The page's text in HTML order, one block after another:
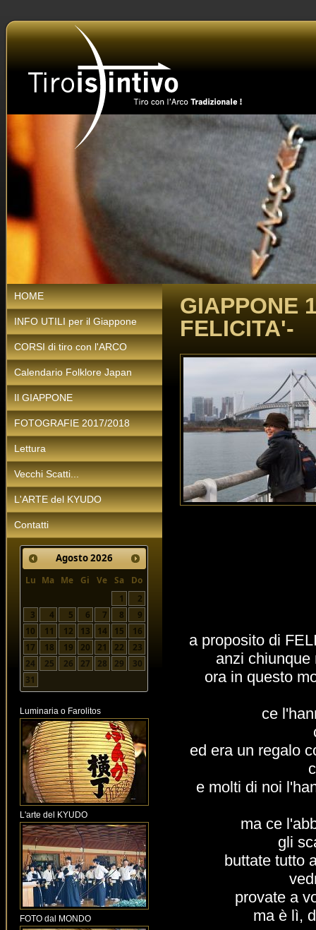
GIAPPONE
FELICITA'-
a proposito di
anzi
ora in questo
ce
ed era un regalo
e molti di noi
ma ce
gli
buttate tutto
provate a
ma è lì,
HOME
INFO UTILI per il Giappone
CORSI di tiro con l'ARCO
Calendario Folklore Japan
Il GIAPPONE
FOTOGRAFIE 2017/2018
Lettura
Vecchi Scatti...
L'ARTE del KYUDO
Contatti
Agosto2026
Lu Ma Me Gi Ve Sa
Do
1
2
3
4 5 6 7 8
9
10
11 12 13 14 15
16
17
18 19 20 21 22
23
24
25 26 27 28 29
30
31
Luminaria o Farolitos
L'arte del KYUDO
FOTO dal MONDO